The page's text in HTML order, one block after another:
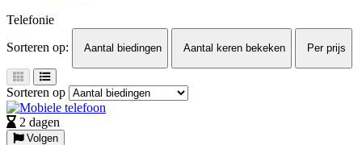
Telefonie
Sorteren op:
Aantal biedingen Aantal keren bekeken Per prijs
Sorteren op
2 dagen
Volgen